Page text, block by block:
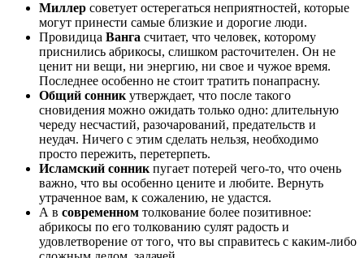
Миллер советует остерегаться неприятностей, которые
могут принести самые близкие и дорогие люди.
Провидица Ванга считает, что человек, которому
приснились абрикосы, слишком расточителен. Он не
ценит ни вещи, ни энергию, ни свое и чужое время.
Последнее особенно не стоит тратить понапрасну.
Общий сонник утверждает, что после такого
сновидения можно ожидать только одно: длительную
череду несчастий, разочарований, предательств и
неудач. Ничего с этим сделать нельзя, необходимо
просто пережить, перетерпеть.
Исламский сонник пугает потерей чего-то, что очень
важно, что вы особенно цените и любите. Вернуть
утраченное вам, к сожалению, не удастся.
А в современном толкование более позитивное:
абрикосы по его толкованию сулят радость и
удовлетворение от того, что вы справитесь с каким-либо